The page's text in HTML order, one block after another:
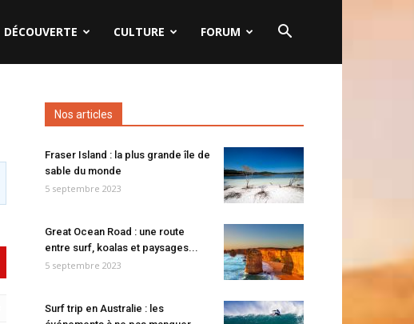
DÉCOUVERTE CULTURE FORUM
Nos articles
Fraser Island : la plus grande île de
sable du monde
5 septembre 2023
Great Ocean Road : une route
entre surf, koalas et paysages...
5 septembre 2023
Surf trip en Australie : les